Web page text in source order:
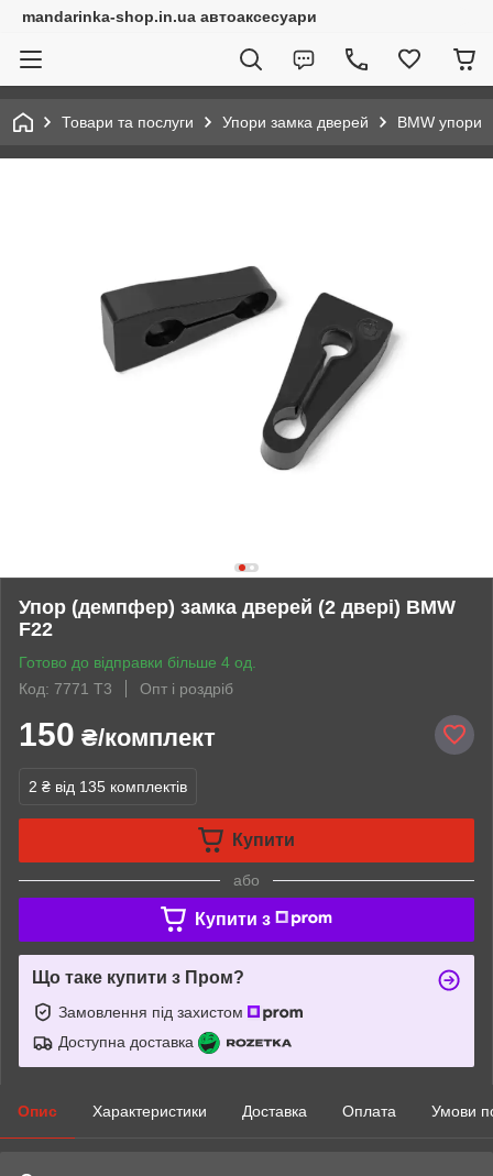
mandarinka-shop.in.ua автоаксесуари
Товари та послуги Упори замка дверей BMW упори
Упор (демпфер) замка дверей (2 двері) BMW
F22
Готово до відправки більше 4 од.
Код: 7771 Т3
Опт і роздріб
150 ₴/комплект
2 ₴ від 135 комплектів
Купити
або
Купити з
Що таке купити з Пром?
Замовлення під захистом
Доступна доставка
Опис Характеристики Доставка Оплата Умови